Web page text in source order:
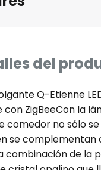
del
Q-Etienne
ZigBeeCon la
comedor no sólo
se complementan
combinación de la